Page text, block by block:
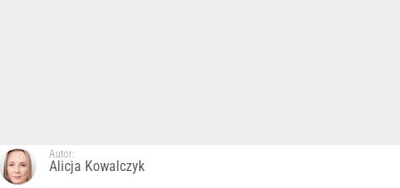
Autor:
Alicja Kowalczyk